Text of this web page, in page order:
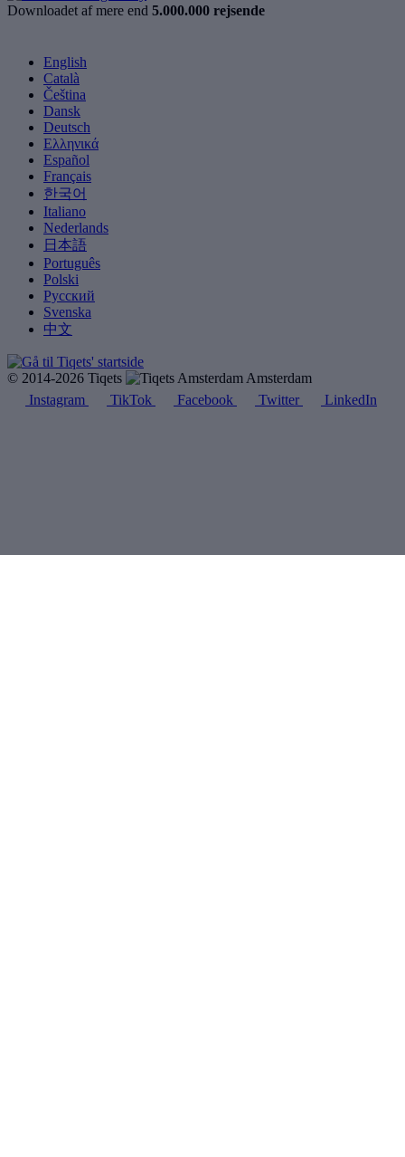
Downloadet af mere end 5.000.000 rejsende
English
Català
Čeština
Dansk
Deutsch
Ελληνικά
Español
Français
한국어
Italiano
Nederlands
日本語
Português
Polski
Русский
Svenska
中文
© 2014-2026 Tiqets
Amsterdam
Instagram
TikTok Facebook Twitter LinkedIn